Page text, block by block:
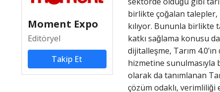
Moment Expo
Editöryel
Takip Et
birlikte çoğalan talepler,
kılıyor. Bununla
katkı sağlama konusu
dijitalleşme, Tarım
hizmetine sunulmasıyla
olarak da tanımlanan
çözüm odaklı, verimliliği